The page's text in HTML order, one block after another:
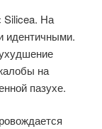
Silicea. На
идентичными.
на
пазухе.